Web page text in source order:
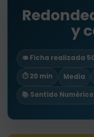
y
👁️ Ficha realizada
⏱ 20 min
Media
📚 Sentido Numérico